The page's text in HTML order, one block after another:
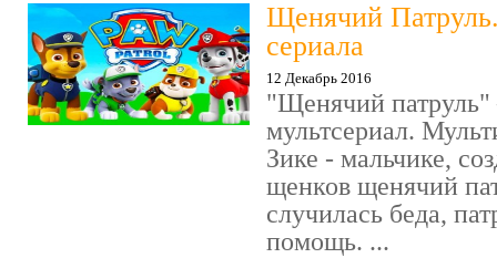
Щенячий
сериала
12 Декабрь 2016
"Щенячий патруль"
мультсериал.
Зике - мальчике,
щенков щенячий
случилась беда,
помощь. ...